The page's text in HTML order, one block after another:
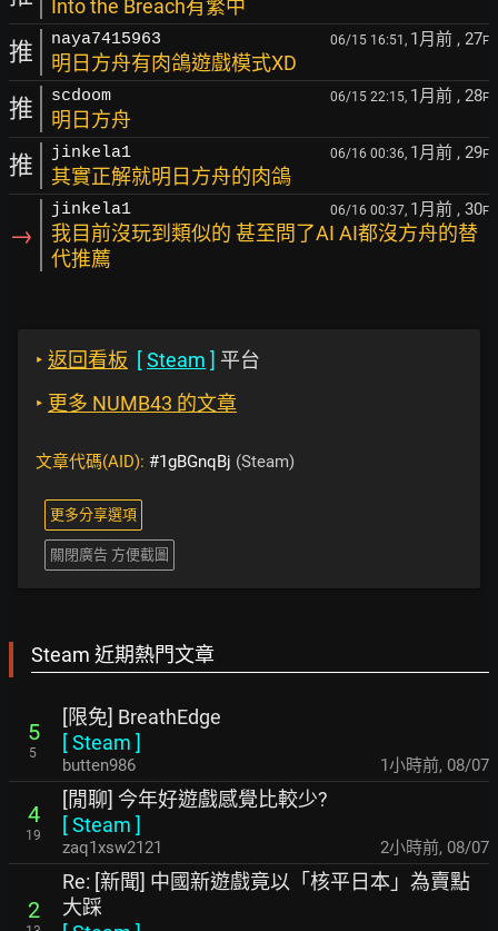
Into the Breach有繁中
推 naya7415963 06/15 16:51, 1月前 , 27F
明日方舟有肉鴿遊戲模式XD
推 scdoom 06/15 22:15, 1月前 , 28F
明日方舟
推 jinkela1 06/16 00:36, 1月前 , 29F
其實正解就明日方舟的肉鴿
→
jinkela1 06/16 00:37, 1月前 , 30F
我目前沒玩到類似的 甚至問了AI AI都沒方舟的替
代推薦
‣ 返回看板 [Steam ] 平台
‣ 更多 NUMB43 的文章
文章代碼(AID): #1gBGnqBj (Steam)
更多分享選項
關閉廣告 方便截圖
Steam 近期熱門文章
5
5
[限免] BreathEdge
[Steam ]
butten986 1小時前, 08/07
4
19
[閒聊] 今年好遊戲感覺比較少?
[Steam ]
zaq1xsw2121 2小時前, 08/07
2
Re: [新聞] 中國新遊戲竟以「核平日本」為賣點
大踩